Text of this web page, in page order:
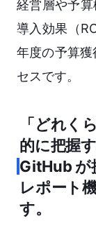
経営層や予
導入効果（
年度の予算
セスです。
「どれく
的に把握
GitHub が
レポート
す。